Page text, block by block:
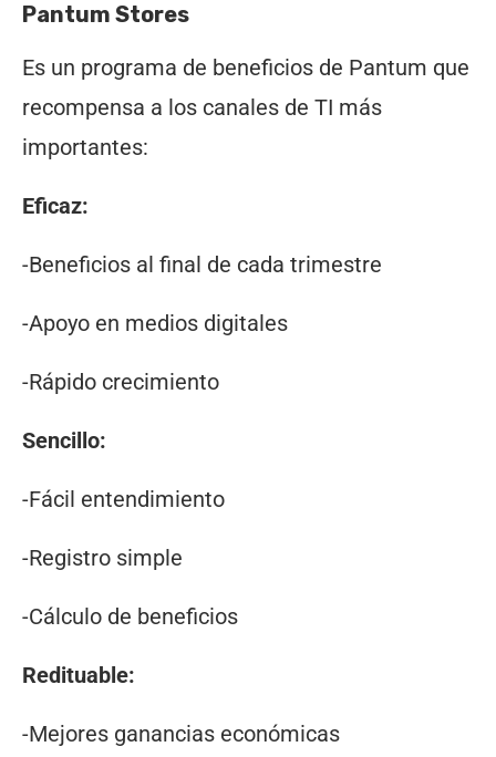
Pantum Stores
Es un programa de beneficios de Pantum que
recompensa a los canales de TI más
importantes:
Eficaz:
-Beneficios al final de cada trimestre
-Apoyo en medios digitales
-Rápido crecimiento
Sencillo:
-Fácil entendimiento
-Registro simple
-Cálculo de beneficios
Redituable:
-Mejores ganancias económicas